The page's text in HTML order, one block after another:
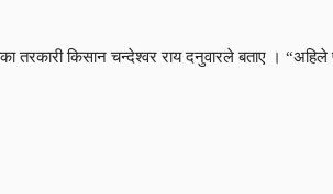
तरकारी किसान चन्देश्वर राय दनुवारले बताए ।